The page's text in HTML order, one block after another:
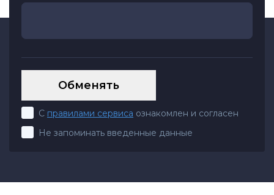
С правилами сервиса ознакомлен и согласен
Не запоминать введенные данные